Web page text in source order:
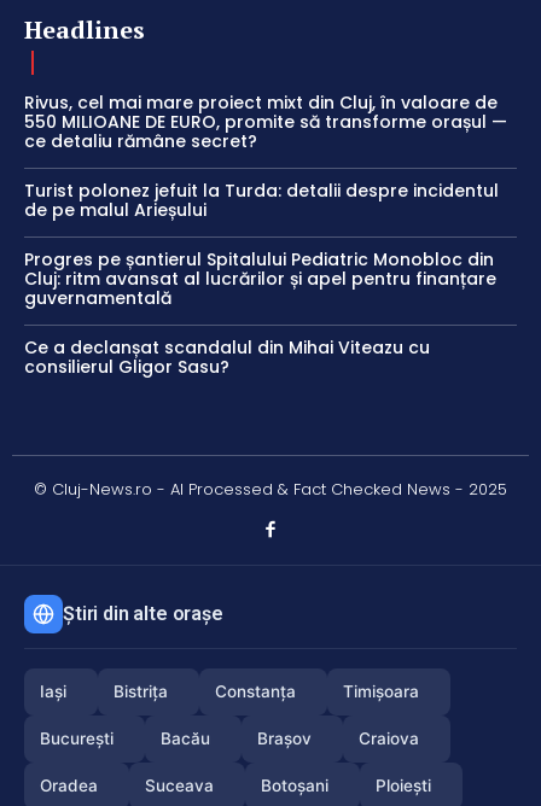
Headlines
Rivus, cel mai mare proiect mixt din Cluj, în valoare de
550 MILIOANE DE EURO, promite să transforme orașul —
ce detaliu rămâne secret?
Turist polonez jefuit la Turda: detalii despre incidentul
de pe malul Arieșului
Progres pe șantierul Spitalului Pediatric Monobloc din
Cluj: ritm avansat al lucrărilor și apel pentru finanțare
guvernamentală
Ce a declanșat scandalul din Mihai Viteazu cu
consilierul Gligor Sasu?
© Cluj-News.ro - AI Processed & Fact Checked News - 2025
Știri din alte orașe
Iași Bistrița Constanța Timișoara
București Bacău Brașov Craiova
Oradea Suceava Botoșani Ploiești